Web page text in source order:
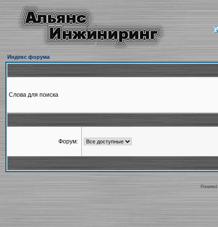
Индекс форума
Слова для поиска
Форум: